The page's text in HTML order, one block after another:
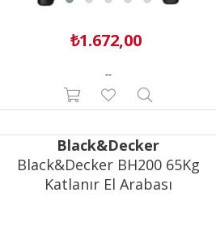
₺1.672,00
--
Black&Decker
Black&Decker BH200 65Kg
Katlanır El Arabası